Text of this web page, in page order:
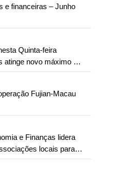
e financeiras – Junho
Quinta-feira
novo máximo em
Fujian-Macau
e Finanças lidera
locais para
promover os trabalhos